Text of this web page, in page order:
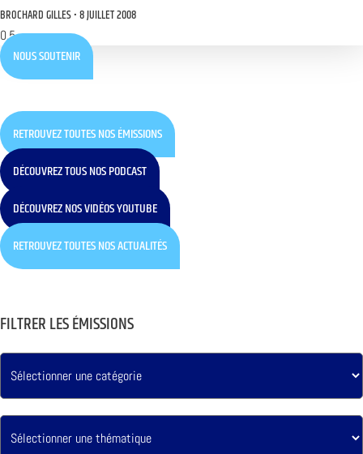
BROCHARD GILLES 8 JUILLET 2008
NOUS SOUTENIR
RETROUVEZ TOUTES NOS ÉMISSIONS
DÉCOUVREZ TOUS NOS PODCAST
DÉCOUVREZ NOS VIDÉOS YOUTUBE
RETROUVEZ TOUTES NOS ACTUALITÉS
FILTRER LES ÉMISSIONS